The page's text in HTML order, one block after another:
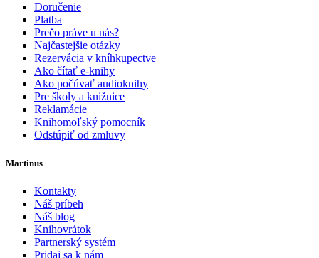
Doručenie
Platba
Prečo práve u nás?
Najčastejšie otázky
Rezervácia v kníhkupectve
Ako čítať e-knihy
Ako počúvať audioknihy
Pre školy a knižnice
Reklamácie
Knihomoľský pomocník
Odstúpiť od zmluvy
Martinus
Kontakty
Náš príbeh
Náš blog
Knihovrátok
Partnerský systém
Pridaj sa k nám